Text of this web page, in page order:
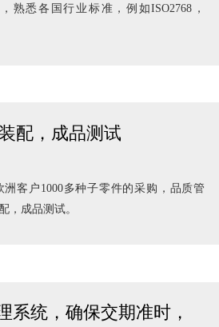
熟悉各国行业标准，例如ISO2768，
配，成品测试
客户1000多种子零件的采购，品质管
，成品测试。
系统，确保交期准时，